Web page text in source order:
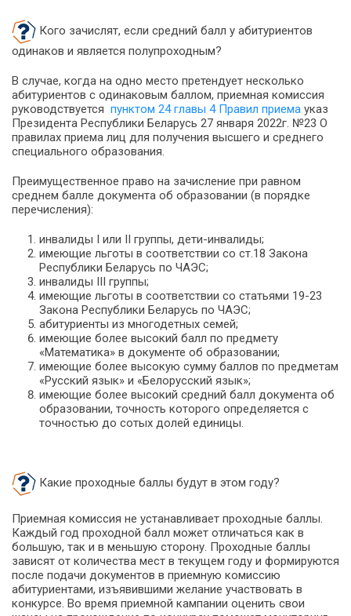
Кого зачислят, если средний балл у абитуриентов
одинаков и является полупроходным?
В случае, когда на одно место претендует несколько
абитуриентов с одинаковым баллом, приемная комиссия
руководствуется пунктом 24 главы 4 Правил приема указ
Президента Республики Беларусь 27 января 2022г. №23 О
правилах приема лиц для получения высшего и среднего
специального образования.
Преимущественное право на зачисление при равном
среднем балле документа об образовании (в порядке
перечисления):
инвалиды I или II группы, дети-инвалиды;
имеющие льготы в соответствии со ст.18 Закона
Республики Беларусь по ЧАЭС;
инвалиды III группы;
имеющие льготы в соответствии со статьями 19-23
Закона Республики Беларусь по ЧАЭС;
абитуриенты из многодетных семей;
имеющие более высокий балл по предмету
«Математика» в документе об образовании;
имеющие более высокую сумму баллов по предметам
«Русский язык» и «Белорусский язык»;
имеющие более высокий средний балл документа об
образовании, точность которого определяется с
точностью до сотых долей единицы.
Какие проходные баллы будут в этом году?
Приемная комиссия не устанавливает проходные баллы.
Каждый год проходной балл может отличаться как в
большую, так и в меньшую сторону. Проходные баллы
зависят от количества мест в текущем году и формируются
после подачи документов в приемную комиссию
абитуриентами, изъявившими желание участвовать в
конкурсе. Во время приемной кампании оценить свои